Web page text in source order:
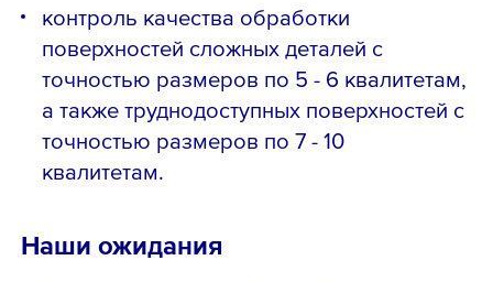
контроль качества обработки
поверхностей сложных деталей с
точностью размеров по 5 - 6 квалитетам,
а также труднодоступных поверхностей с
точностью размеров по 7 - 10
квалитетам.
Наши ожидания